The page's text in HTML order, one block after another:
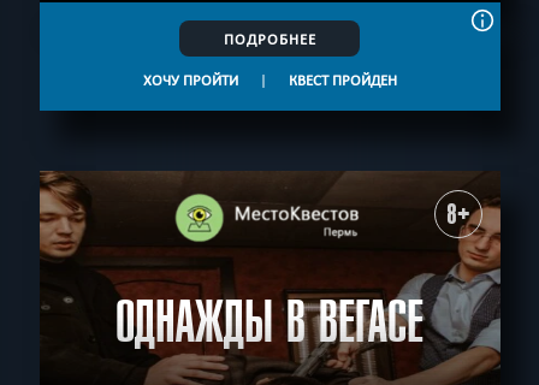
ПОДРОБНЕЕ
ХОЧУ ПРОЙТИ | КВЕСТ ПРОЙДЕН
8+
ОДНАЖДЫ В ВЕГАСЕ